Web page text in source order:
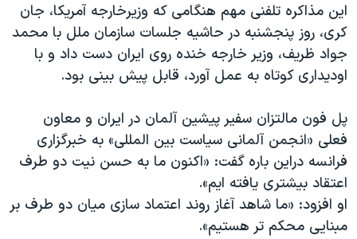
این مذاکره تلفنی مهم هنگامی که وزیرخارجه آمریکا، جان
کری، روز پنجشنبه در حاشیه جلسات سازمان ملل با محمد
جواد ظریف، وزیر خارجه خنده روی ایران دست داد و با
اودیداری کوتاه به عمل آورد، قابل پیش بینی بود.
پل فون مالتزان سفیر پیشین آلمان در ایران و معاون
فعلی «انجمن آلمانی سیاست بین المللی» به خبرگزاری
فرانسه دراین باره گفت: «اکنون ما به حسن نیت دو طرف
اعتقاد بیشتری یافته ایم».
او افزود: «ما شاهد آغاز روند اعتماد سازی میان دو طرف بر
مبنایی محکم تر هستیم».